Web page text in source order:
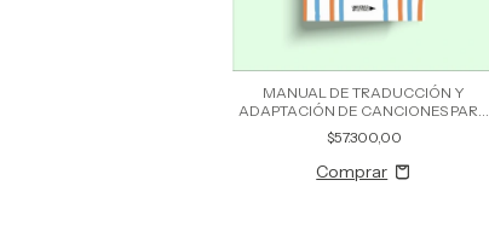
MANUAL DE TRADUCCIÓN Y
ADAPTACIÓN DE CANCIONES PARA
DOBLAJE Y TEATRO MUSICAL
$57.300,00